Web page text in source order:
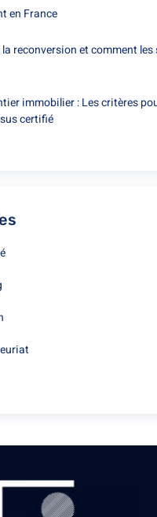
en France
reconversion et comment
immobilier : Les critères
certifié